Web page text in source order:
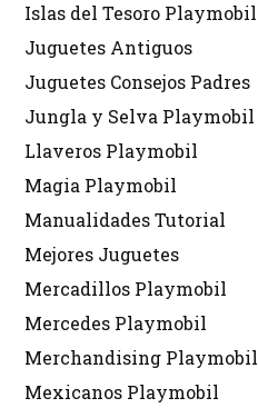
Islas del Tesoro Playmobil
Juguetes Antiguos
Juguetes Consejos Padres
Jungla y Selva Playmobil
Llaveros Playmobil
Magia Playmobil
Manualidades Tutorial
Mejores Juguetes
Mercadillos Playmobil
Mercedes Playmobil
Merchandising Playmobil
Mexicanos Playmobil